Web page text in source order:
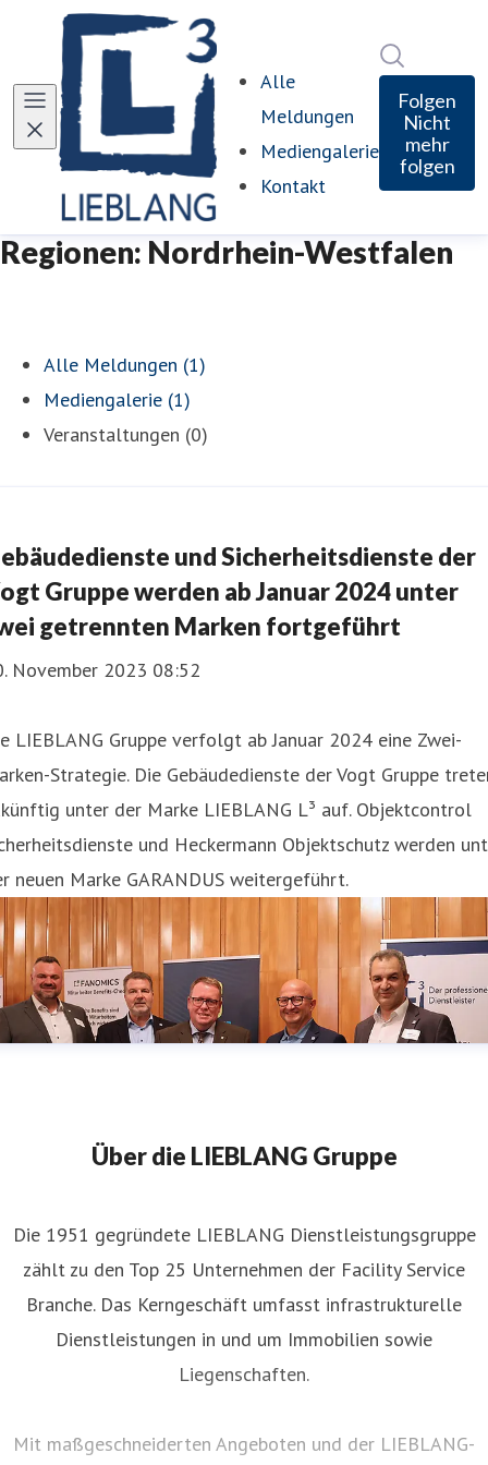
Alle
Meldungen
Mediengalerie
Kontakt
Folgen
Nicht
mehr
folgen
Regionen: Nordrhein-Westfalen
Alle Meldungen (1)
Mediengalerie (1)
Veranstaltungen (0)
und Sicherheitsdienste der
Gruppe werden ab Januar 2024 unter
getrennten Marken fortgeführt
November 2023 08:52
LIEBLANG Gruppe verfolgt ab Januar 2024 eine Zwei-
Strategie. Die Gebäudedienste der Vogt Gruppe
unter der Marke LIEBLANG L³ auf. Objektcontrol
und Heckermann Objektschutz werden
neuen Marke GARANDUS weitergeführt.
Über die LIEBLANG Gruppe
Die 1951 gegründete LIEBLANG Dienstleistungsgruppe
zählt zu den Top 25 Unternehmen der Facility Service
Branche. Das Kerngeschäft umfasst infrastrukturelle
Dienstleistungen in und um Immobilien sowie
Liegenschaften.
Mit maßgeschneiderten Angeboten und der LIEBLANG-